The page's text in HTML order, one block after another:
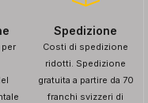
Spedizione
Costi di spedizione
ridotti. Spedizione
gratuita a partire da 70
franchi svizzeri di